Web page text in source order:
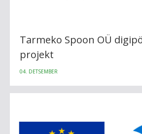
Tarmeko Spoon OÜ
projekt
04. DETSEMBER